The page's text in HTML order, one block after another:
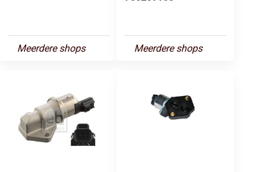
Meerdere shops Meerdere shops